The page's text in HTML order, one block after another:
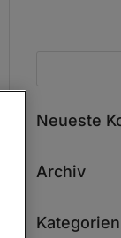
Neueste
Archiv
Kategorien